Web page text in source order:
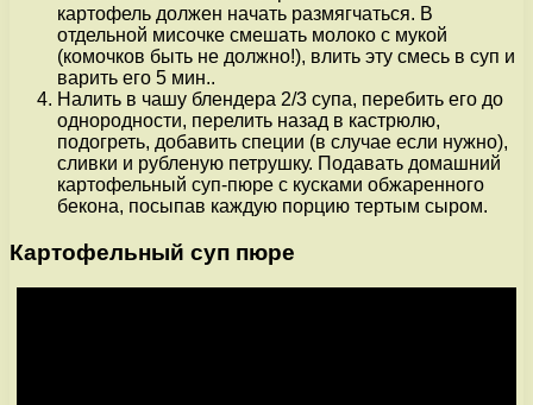
картофель должен начать размягчаться. В
отдельной мисочке смешать молоко с мукой
(комочков быть не должно!), влить эту смесь в суп и
варить его 5 мин..
Налить в чашу блендера 2/3 супа, перебить его до
однородности, перелить назад в кастрюлю,
подогреть, добавить специи (в случае если нужно),
сливки и рубленую петрушку. Подавать домашний
картофельный суп-пюре с кусками обжаренного
бекона, посыпав каждую порцию тертым сыром.
Картофельный суп пюре